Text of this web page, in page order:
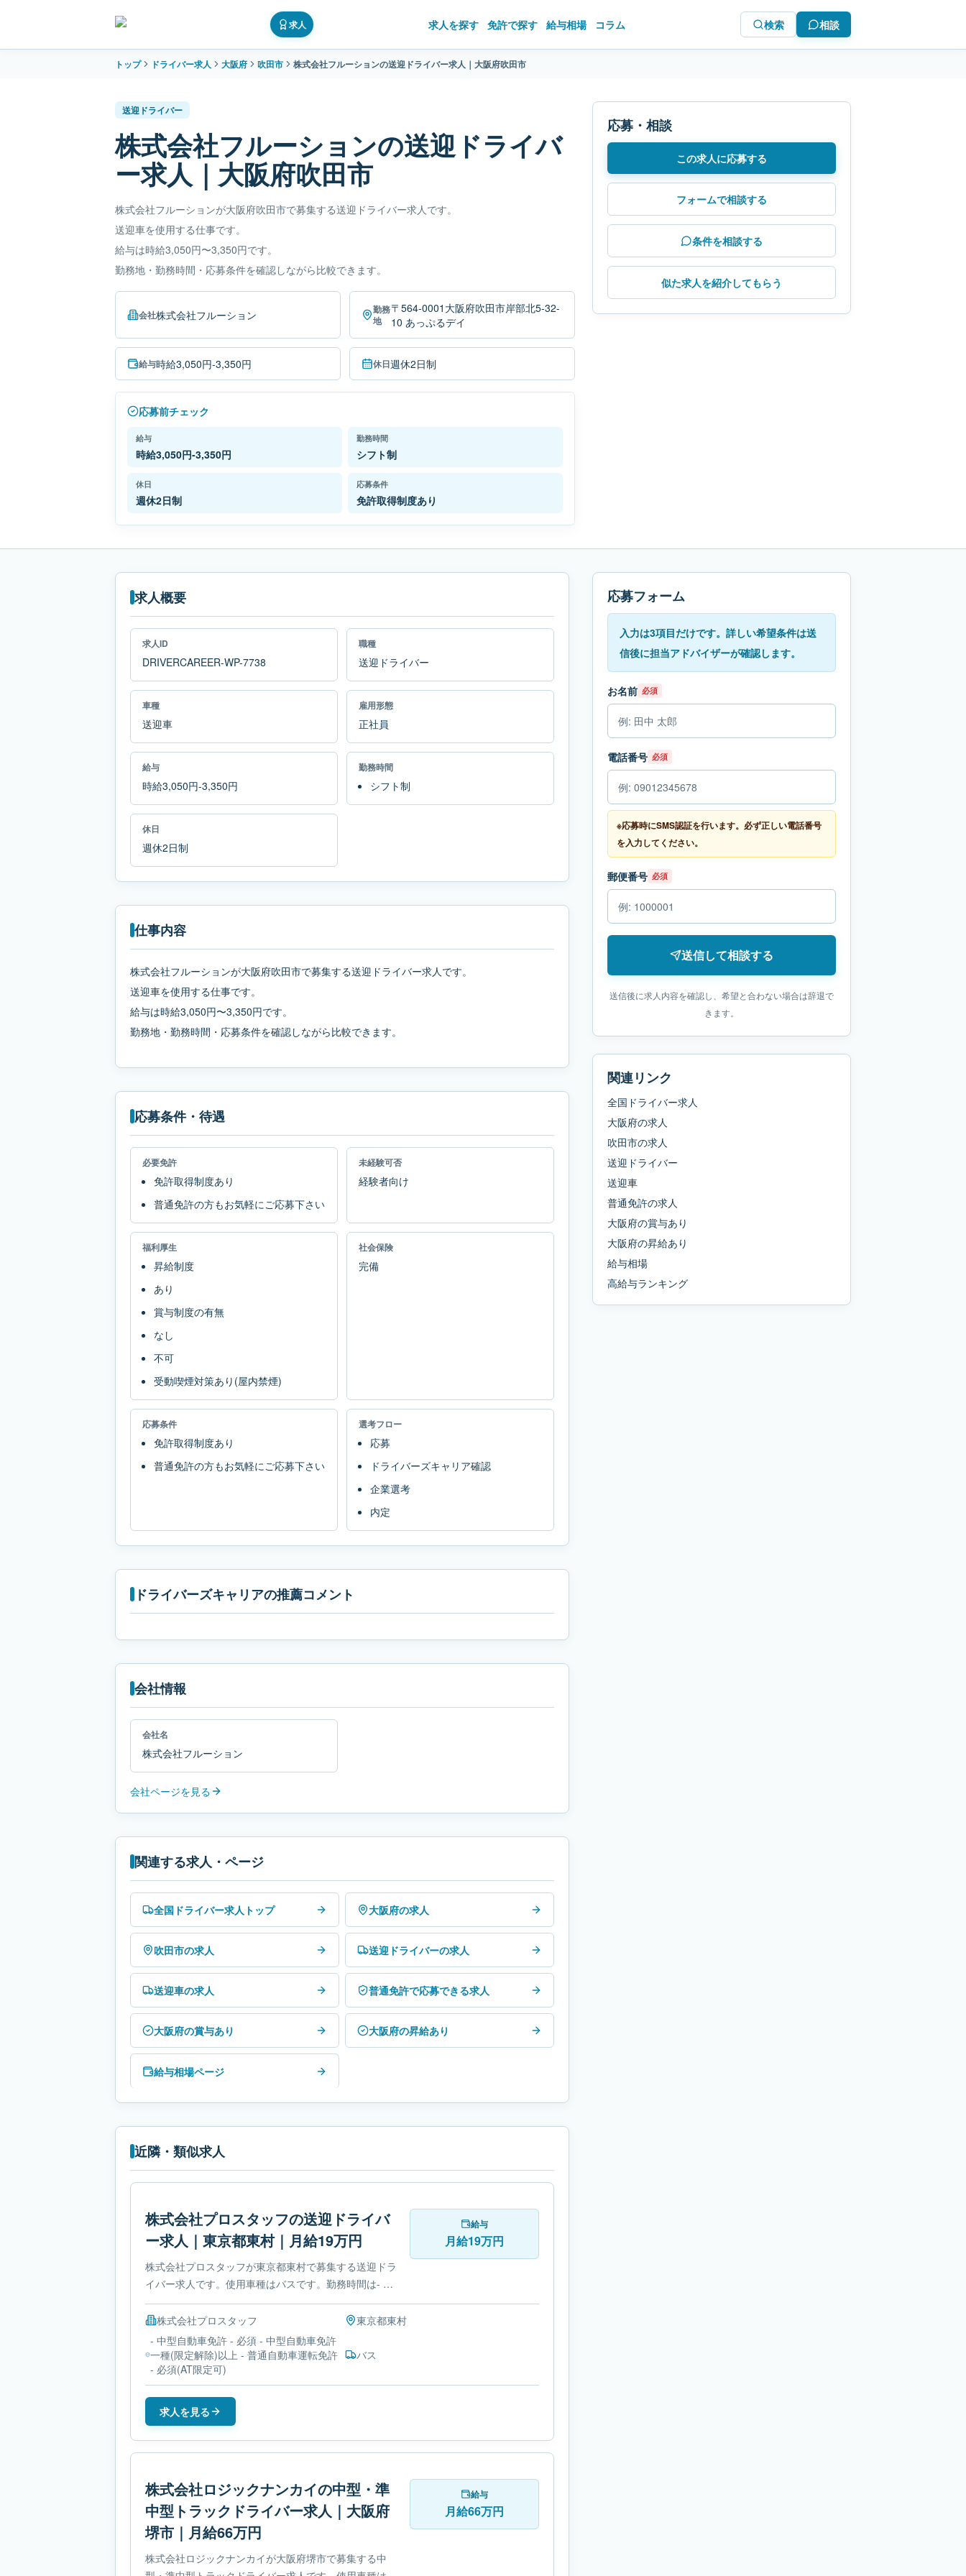
求人 求人を探す 免許で探す 給与相場 コラム 検索 相談
トップ ドライバー求人 大阪府 吹田市 株式会社フルーションの送迎ドライバー求人｜大阪府吹田市
送迎ドライバー
株式会社フルーションの送迎ドライバ
ー求人｜大阪府吹田市
株式会社フルーションが大阪府吹田市で募集する送迎ドライバー求人です。
送迎車を使用する仕事です。
給与は時給3,050円〜3,350円です。
勤務地・勤務時間・応募条件を確認しながら比較できます。
会社株式会社フルーション
勤務
地
〒564-0001大阪府吹田市岸部北5-32-
10 あっぷるデイ
給与時給3,050円-3,350円 休日週休2日制
応募前チェック
給与
時給3,050円-3,350円
勤務時間
シフト制
休日
週休2日制
応募条件
免許取得制度あり
応募・相談
この求人に応募する
フォームで相談する
条件を相談する
似た求人を紹介してもらう
求人概要
求人ID
DRIVERCAREER-WP-7738
職種
送迎ドライバー
車種
送迎車
雇用形態
正社員
給与
時給3,050円-3,350円
勤務時間
シフト制
休日
週休2日制
仕事内容
株式会社フルーションが大阪府吹田市で募集する送迎ドライバー求人です。
送迎車を使用する仕事です。
給与は時給3,050円〜3,350円です。
勤務地・勤務時間・応募条件を確認しながら比較できます。
応募条件・待遇
必要免許
免許取得制度あり
普通免許の方もお気軽にご応募下さい
未経験可否
経験者向け
福利厚生
昇給制度
あり
賞与制度の有無
なし
不可
受動喫煙対策あり(屋内禁煙)
社会保険
完備
応募条件
免許取得制度あり
普通免許の方もお気軽にご応募下さい
選考フロー
応募
ドライバーズキャリア確認
企業選考
内定
ドライバーズキャリアの推薦コメント
会社情報
会社名
株式会社フルーション
会社ページを見る
関連する求人・ページ
全国ドライバー求人トップ 大阪府の求人
吹田市の求人 送迎ドライバーの求人
送迎車の求人 普通免許で応募できる求人
大阪府の賞与あり 大阪府の昇給あり
給与相場ページ
近隣・類似求人
株式会社プロスタッフの送迎ドライバ
ー求人｜東京都東村｜月給19万円
株式会社プロスタッフが東京都東村で募集する送迎ドラ
イバー求人です。使用車種はバスです。勤務時間は- 変
形労働時間制です。必要免許は- 中型自動車免許です。
給与
月給19万円
株式会社プロスタッフ 東京都東村
- 中型自動車免許 - 必須 - 中型自動車免許
一種(限定解除)以上 - 普通自動車運転免許
- 必須(AT限定可)
バス
求人を見る
株式会社ロジックナンカイの中型・準
中型トラックドライバー求人｜大阪府
堺市｜月給66万円
株式会社ロジックナンカイが大阪府堺市で募集する中
給与
月給66万円
応募フォーム
入力は3項目だけです。詳しい希望条件は送
信後に担当アドバイザーが確認します。
お名前 必須
電話番号 必須
※応募時にSMS認証を行います。必ず正しい電話番号
を入力してください。
郵便番号 必須
送信して相談する
送信後に求人内容を確認し、希望と合わない場合は辞退で
きます。
関連リンク
全国ドライバー求人
大阪府の求人
吹田市の求人
送迎ドライバー
送迎車
普通免許の求人
大阪府の賞与あり
大阪府の昇給あり
給与相場
高給与ランキング